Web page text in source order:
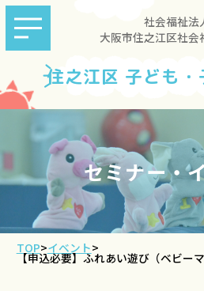
社会福祉法
大阪市住之江区社会
住之江区 子ども
セミナー・
TOP>イベント>
【申込必要】ふれあい遊び（ベビーマ